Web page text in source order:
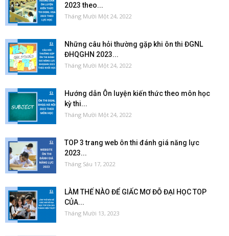
2023 theo...
Tháng Mười Một 24, 2022
Những câu hỏi thường gặp khi ôn thi ĐGNL
ĐHQGHN 2023...
Tháng Mười Một 24, 2022
Hướng dẫn Ôn luyện kiến thức theo môn học
kỳ thi...
Tháng Mười Một 24, 2022
TOP 3 trang web ôn thi đánh giá năng lực
2023...
Tháng Sáu 17, 2022
LÀM THẾ NÀO ĐỂ GIẤC MƠ ĐỖ ĐẠI HỌC TOP
CỦA...
Tháng Mười 13, 2023